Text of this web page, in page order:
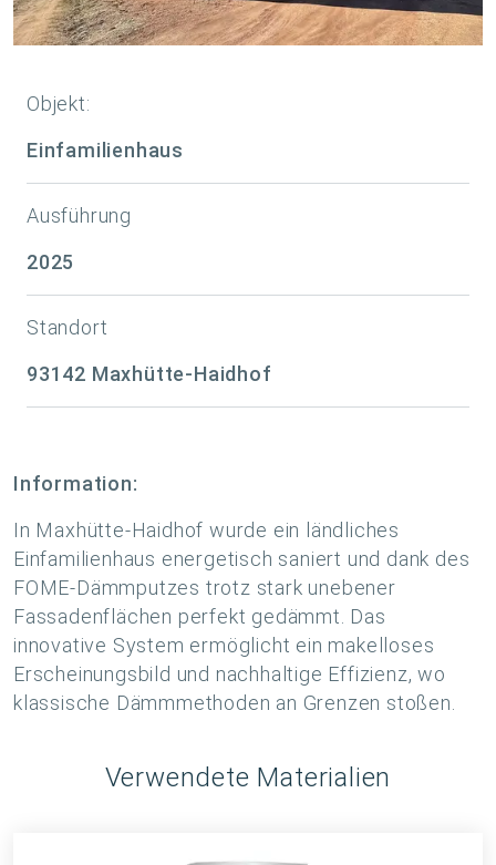
Objekt:
Einfamilienhaus
Ausführung
2025
Standort
93142 Maxhütte-Haidhof
Information:
In Maxhütte-Haidhof wurde ein ländliches
Einfamilienhaus energetisch saniert und dank des
FOME-Dämmputzes trotz stark unebener
Fassadenflächen perfekt gedämmt. Das
innovative System ermöglicht ein makelloses
Erscheinungsbild und nachhaltige Effizienz, wo
klassische Dämmmethoden an Grenzen stoßen.
Verwendete Materialien